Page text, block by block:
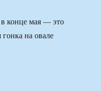
конце мая — это
гонка на овале